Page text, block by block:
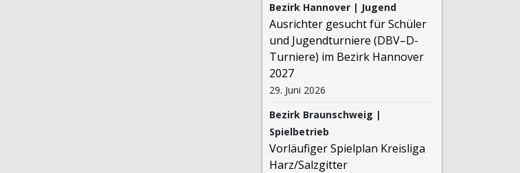
Bezirk Hannover | Jugend
Ausrichter gesucht für Schüler
und Jugendturniere (DBV–D-
Turniere) im Bezirk Hannover
2027
29. Juni 2026
Bezirk Braunschweig |
Spielbetrieb
Vorläufiger Spielplan Kreisliga
Harz/Salzgitter